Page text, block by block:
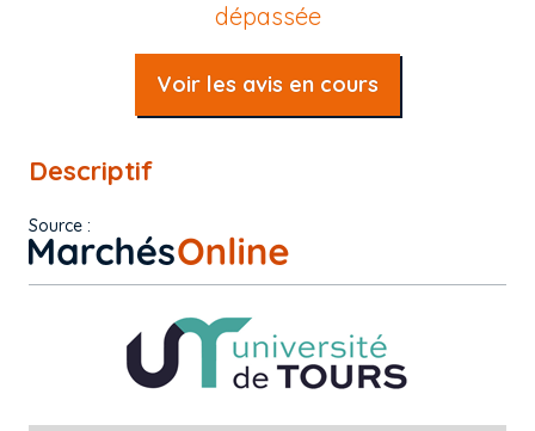
dépassée
Voir les avis en cours
Descriptif
Source :